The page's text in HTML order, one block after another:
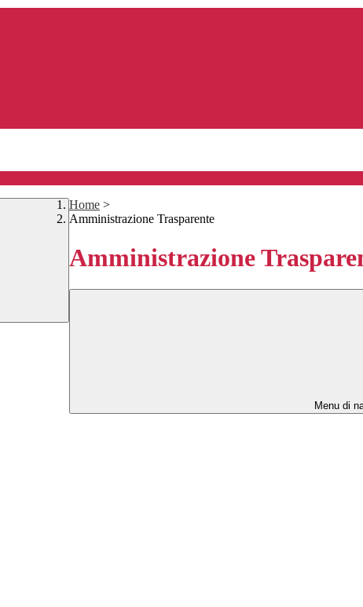
Home >
Amministrazione Trasparente
Amministrazione
Menu di